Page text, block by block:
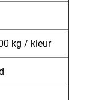
kg / kleur